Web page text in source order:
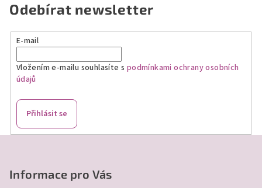
Odebírat newsletter
E-mail
Vložením e-mailu souhlasíte s podmínkami ochrany osobních
údajů
Přihlásit se
Informace pro Vás